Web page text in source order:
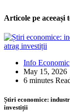
Articole pe aceeași
Info Economic
May 15, 2026
6 minutes
Știri economice:
investiții